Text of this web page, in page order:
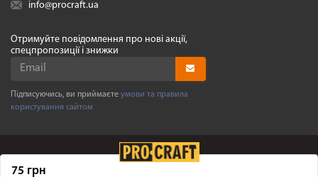
75 грн
info@procraft.ua
Отримуйте повідомлення про нові акції,
спецпропозиції і знижки
Підписуючись, ви приймаєте умови та правила
користування сайтом